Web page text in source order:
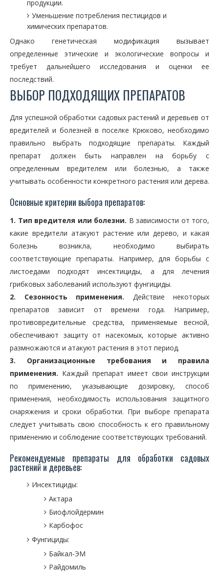
продукции.
Уменьшение потребления пестицидов и
химических препаратов.
Однако генетическая модификация вызывает
определенные этические и экологические вопросы и
требует дальнейшего исследования и оценки ее
последствий.
ВЫБОР ПОДХОДЯЩИХ ПРЕПАРАТОВ
Для успешной обработки садовых растений и деревьев от
вредителей и болезней в поселке Крюково, необходимо
правильно выбрать подходящие препараты. Каждый
препарат должен быть направлен на борьбу с
определенным вредителем или болезнью, а также
учитывать особенности конкретного растения или дерева.
Основные критерии выбора препаратов:
1. Тип вредителя или болезни. В зависимости от того,
какие вредители атакуют растение или дерево, и какая
болезнь возникла, необходимо выбирать
соответствующие препараты. Например, для борьбы с
листоедами подходят инсектициды, а для лечения
грибковых заболеваний используют фунгициды.
2. Сезонность применения. Действие некоторых
препаратов зависит от времени года. Например,
противовредительные средства, применяемые весной,
обеспечивают защиту от насекомых, которые активно
размножаются и атакуют растения в этот период.
3. Организационные требования и правила
применения. Каждый препарат имеет свои инструкции
по применению, указывающие дозировку, способ
применения, необходимость использования защитного
снаряжения и сроки обработки. При выборе препарата
следует учитывать свою способность к его правильному
применению и соблюдение соответствующих требований.
Рекомендуемые препараты для обработки садовых
растений и деревьев:
Инсектициды:
Актара
Биофлойдермин
Карбофос
Фунгициды:
Байкал-ЭМ
Райдомиль